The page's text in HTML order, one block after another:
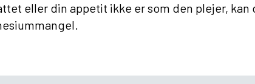
eller din appetit ikke er som den plejer,